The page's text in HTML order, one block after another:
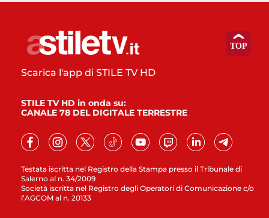
Testata iscritta nel Registro della Stampa presso il Tribunale di
Salerno al n. 34/2009
Società iscritta nel Registro degli Operatori di Comunicazione c/o
l’AGCOM al n. 20133
Scarica l'app di STILE TV HD
STILE TV HD in onda su:
CANALE 78 DEL DIGITALE TERRESTRE